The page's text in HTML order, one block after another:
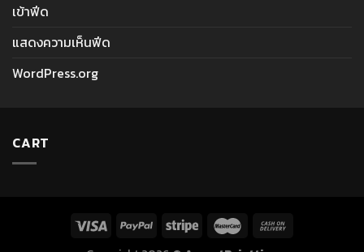
เข้าฟีด
แสดงความเห็นฟีด
WordPress.org
CART